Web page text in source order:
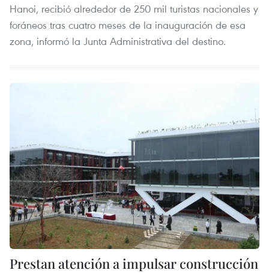
Hanoi, recibió alrededor de 250 mil turistas nacionales y
foráneos tras cuatro meses de la inauguración de esa
zona, informó la Junta Administrativa del destino.
Prestan atención a impulsar construcción